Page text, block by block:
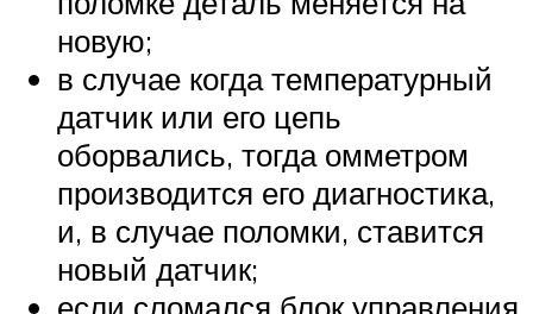
новую;
в случае когда температурный
датчик или его цепь
оборвались, тогда омметром
производится его диагностика,
и, в случае поломки, ставится
новый датчик;